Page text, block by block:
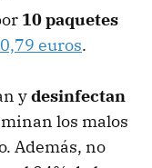
10 paquetes
euros.
ydesinfectan
los malos
Además, no